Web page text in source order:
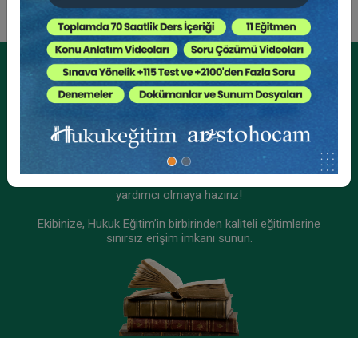
Tüketici Hukuku Enstitüsü
Ticaret Hukuku Kongresi - XIII. Oturum:
SERMAYE PİYASASI HUKUKU - I Video Kaydı
Sepete Ekle
Kurumsal Üyelikler İçin
Kurumsal Teklif Alın
yardımcı olmaya hazırız!
Ekibinize, Hukuk Eğitim’in birbirinden kaliteli eğitimlerine
sınırsız erişim imkanı sunun.